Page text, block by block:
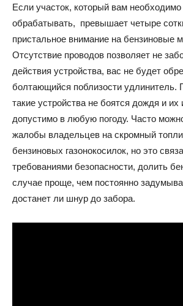
Если участок, который вам необходимо
обрабатывать, превышает четыре
пристальное внимание на бензиновые
Отсутствие проводов позволяет не
действия устройства, вас не будет
болтающийся поблизости удлинитель.
такие устройства не боятся дождя и их
допустимо в любую погоду. Часто
жалобы владельцев на скромный
бензиновых газонокосилок, но это
требованиями безопасности, долить
случае проще, чем постоянно
достанет ли шнур до забора.